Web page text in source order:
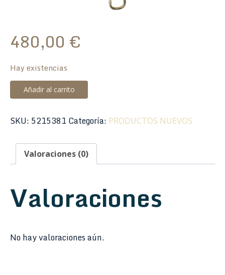
480,00 €
Hay existencias
Trombón
Tenor
Collins
1028
Lacado
Añadir al carrito
SKU: 5215381 Categoría: PRODUCTOS NUEVOS
Valoraciones (0)
Valoraciones
No hay valoraciones aún.